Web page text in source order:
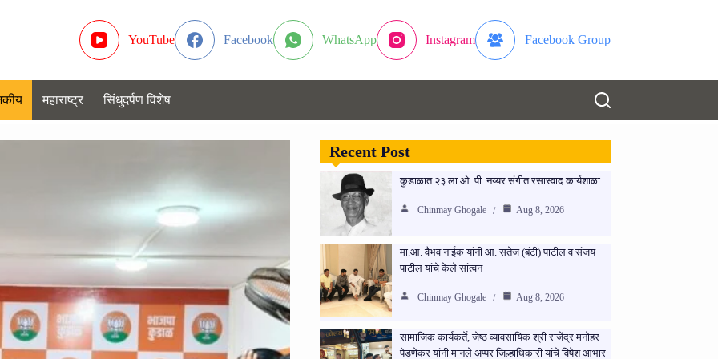
YouTube Facebook WhatsApp Instagram Facebook Group
महाराष्ट्र सिंधुदर्पण विशेष
Recent Post
कुडाळात २३ ला ओ. पी. नय्यर संगीत रसास्वाद कार्यशाळा
Chinmay Ghogale Aug 8, 2026
मा.आ. वैभव नाईक यांनी आ. सतेज (बंटी) पाटील व संजय
पाटील यांचे केले सांत्वन
Chinmay Ghogale Aug 8, 2026
सामाजिक कार्यकर्ते, जेष्ठ व्यावसायिक श्री राजेंद्र मनोहर
पेडणेकर यांनी मानले अप्पर जिल्हाधिकारी यांचे विषेश आभार